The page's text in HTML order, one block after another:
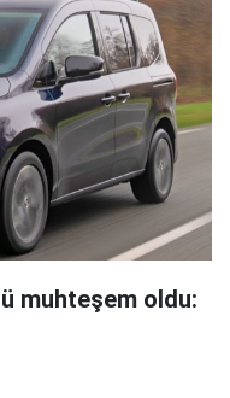
muhteşem oldu: